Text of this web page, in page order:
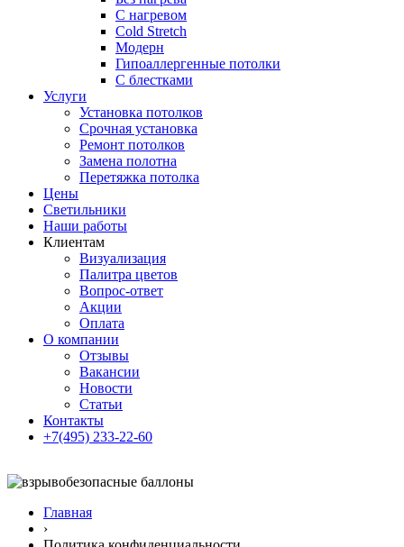
С нагревом
Cold Stretch
Модерн
Гипоаллергенные потолки
С блестками
Услуги
Установка потолков
Срочная установка
Ремонт потолков
Замена полотна
Перетяжка потолка
Цены
Светильники
Наши работы
Клиентам
Визуализация
Палитра цветов
Вопрос-ответ
Акции
Оплата
О компании
Отзывы
Вакансии
Новости
Статьи
Контакты
+7(495) 233-22-60
Главная
›